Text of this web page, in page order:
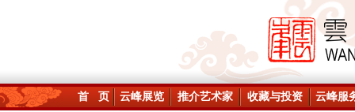
首 页 云峰展览 推介艺术家 收藏与投资 云峰服